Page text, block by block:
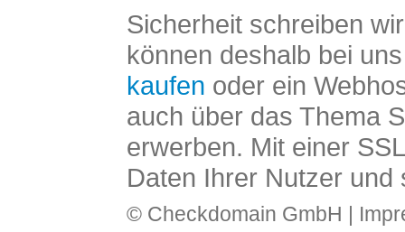
Sicherheit schreiben
können deshalb bei
kaufen oder ein
auch über das Thema
erwerben. Mit einer
Daten Ihrer Nutzer und
© Checkdomain GmbH |